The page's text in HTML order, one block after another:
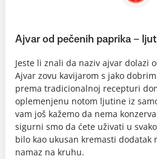
Ajvar od pečenih paprika –
Jeste li znali da naziv ajvar dolazi
Ajvar zovu kavijarom s jako
prema tradicionalnoj recepturi
oplemenjenu notom ljutine iz
vam još kažemo da nema
sigurni smo da ćete uživati u
bilo kao ukusan kremasti dodatak
namaz na kruhu.